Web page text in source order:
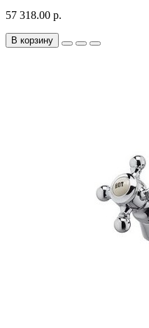
57 318.00 р.
В корзину